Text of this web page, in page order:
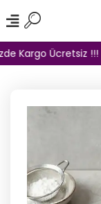
Kargo Ücretsiz !!!